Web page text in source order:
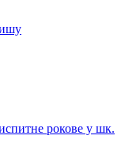
рокове у шк.